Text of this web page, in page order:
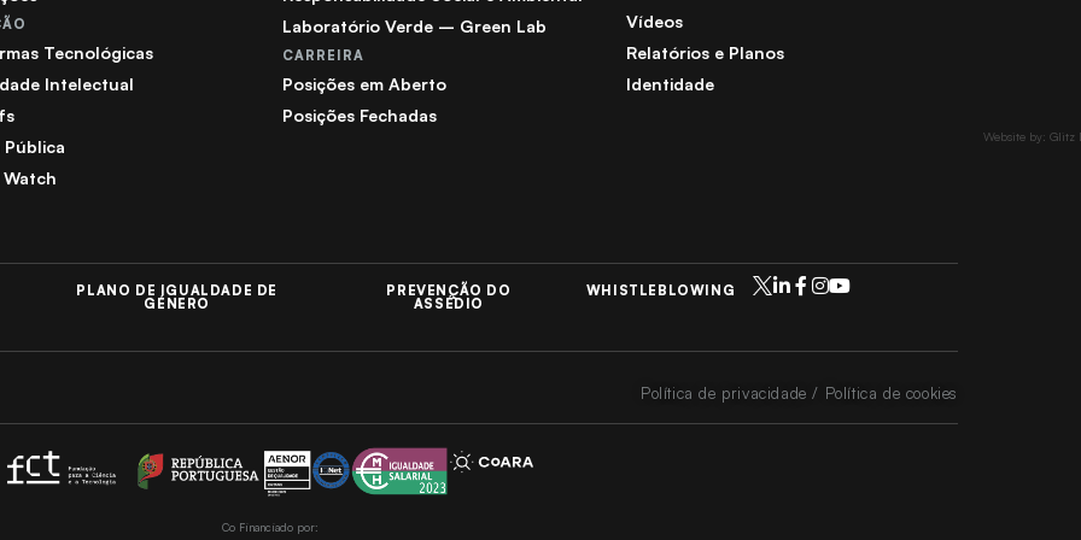
Website by: Glitz
Tecnológicas
Intelectual
Watch
Laboratório Verde – Green Lab
CARREIRA
Posições em Aberto
Posições Fechadas
Vídeos
Relatórios e Planos
Identidade
PLANO DE IGUALDADE DE
GÉNERO
PREVENÇÃO DO
ASSÉDIO
WHISTLEBLOWING
Política de privacidade / Política de cookies
Co Financiado por: